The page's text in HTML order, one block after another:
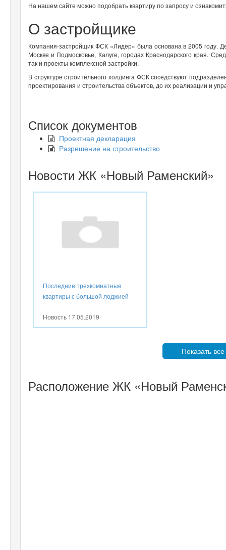
На нашем сайте можно подобрать квартиру по запросу и
О застройщике
Компания-застройщик ФСК «Лидер» была основана в 2005 году.
Москве и Подмосковье, Калуге, городах Краснодарского края.
так и проекты комплексной застройки.
В структуре строительного холдинга ФСК соседствуют
проектирования и строительства объектов, до их реализации и
Список документов
Проектная декларация
Разрешение на строительство
Новости ЖК «Новый Раменский»
Последние трехкомнатные
квартиры с большой лоджией
Новость 17.05.2019
Показать
Расположение ЖК «Новый